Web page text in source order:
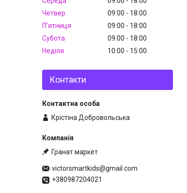
Четвер
09:00
18:00
Пʼятниця
09:00
18:00
Субота
09:00
18:00
Неділя
10:00 15:00
Контакти
Крістіна Добровольська
Гранат маркет
victorsmartkids@gmail.com
+380987204021